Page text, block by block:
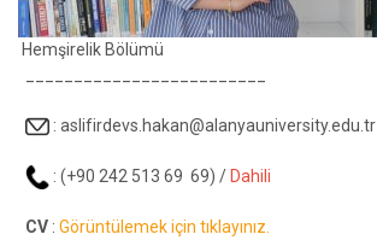
Hemşirelik Bölümü
: aslifirdevs.hakan@alanyauniversity.edu.tr
: (+90 242 513 69 69) / Dahili
CV : Görüntülemek için tıklayınız.